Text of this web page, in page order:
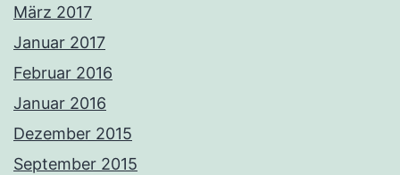
März 2017
Januar 2017
Februar 2016
Januar 2016
Dezember 2015
September 2015